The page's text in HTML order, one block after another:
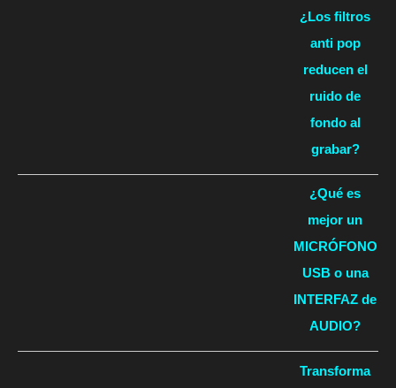
¿Los filtros
anti pop
reducen el
ruido de
fondo al
grabar?
¿Qué es
mejor un
MICRÓFONO
USB o una
INTERFAZ de
AUDIO?
Transforma